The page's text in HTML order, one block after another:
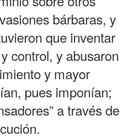
bárbaras, y
que inventar
control, y abusaron
y mayor
pues imponían;
a través de